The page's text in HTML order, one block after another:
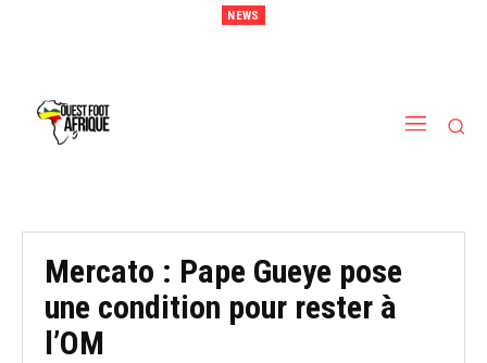
NEWS
Mercato : Pape Gueye pose
une condition pour rester à
l’OM